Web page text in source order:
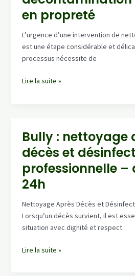
désinfection
remise
état
(devis
en propreté
L’urgence d’une intervention de
est une étape considérable et
processus nécessite de
Urgence
décès,
décontamination
remise
en
Lire la suite »
Bully : nettoyage
décès et
professionnelle –
24h
Nettoyage Après Décès et
Lorsqu’un décès survient, il est
situation avec dignité et respect.
Bully
Lire la suite »